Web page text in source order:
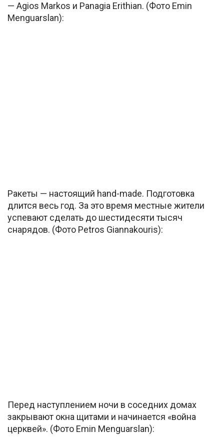
— Agios Markos и Panagia Erithian. (Фото Emin
Menguarslan):
Ракеты — настоящий hand-made. Подготовка
длится весь год. За это время местные жители
успевают сделать до шестидесяти тысяч
снарядов. (Фото Petros Giannakouris):
Перед наступлением ночи в соседних домах
закрывают окна щитами и начинается «война
церквей». (Фото Emin Menguarslan):